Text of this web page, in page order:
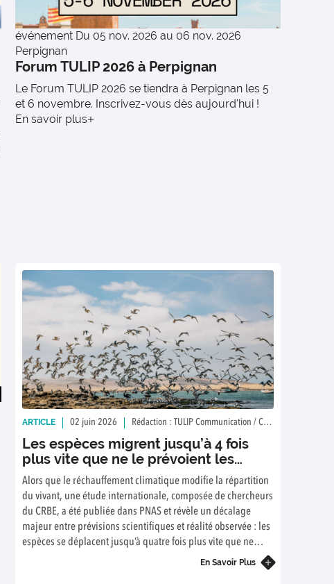
événement Du 05 nov. 2026 au 06 nov. 2026
Perpignan
Forum TULIP 2026 à Perpignan
Le Forum TULIP 2026 se tiendra à Perpignan les 5
et 6 novembre. Inscrivez-vous dès aujourd'hui !
En savoir plus
ARTICLE 02 juin 2026 Rédaction : TULIP Communication / CRBE
Les espèces migrent jusqu’à 4 fois
plus vite que ne le prévoient les
modèles climatiques
Alors que le réchauffement climatique modifie la répartition
du vivant, une étude internationale, composée de chercheurs
du CRBE, a été publiée dans PNAS et révèle un décalage
majeur entre prévisions scientifiques et réalité observée : les
espèces se déplacent jusqu’à quatre fois plus vite que ne
En Savoir Plus